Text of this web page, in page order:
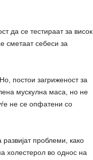
да се тестираат за висок
сметаат себеси за
постои загриженост за
мускулна маса, но не
не се опфатени со
проблеми, како
холестерол во однос на